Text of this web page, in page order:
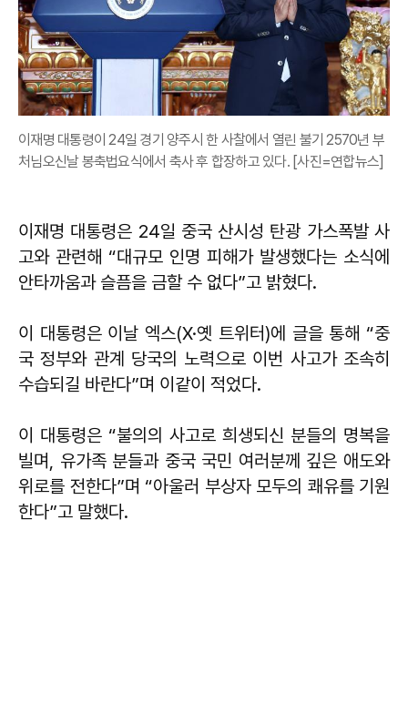
이재명 대통령이 24일 경기 양주시 한 사찰에서 열린 불기 2570년 부
처님오신날 봉축법요식에서 축사 후 합장하고 있다. [사진=연합뉴스]
이재명 대통령은 24일 중국 산시성 탄광 가스폭발 사
고와 관련해 “대규모 인명 피해가 발생했다는 소식에
안타까움과 슬픔을 금할 수 없다”고 밝혔다.
이 대통령은 이날 엑스(X·옛 트위터)에 글을 통해 “중
국 정부와 관계 당국의 노력으로 이번 사고가 조속히
수습되길 바란다”며 이같이 적었다.
이 대통령은 “불의의 사고로 희생되신 분들의 명복을
빌며, 유가족 분들과 중국 국민 여러분께 깊은 애도와
위로를 전한다”며 “아울러 부상자 모두의 쾌유를 기원
한다”고 말했다.